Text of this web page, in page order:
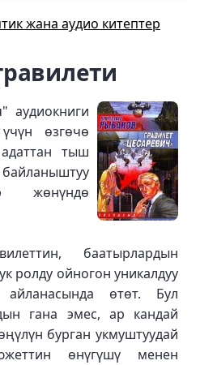
жана аудио китептер
аудиокниги
өзгөчө
тыш
жөнүндө
баатырлардын
ролду ойногон уникалдуу
айланасында өтөт. Бул
гана эмес, ар кандай
бурган укмуштуудай
өнүгүшү менен